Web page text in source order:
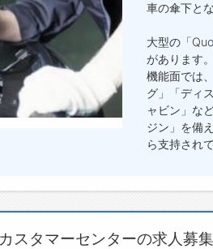
車の傘下と
大型の「
があります。
機能面では
グ」「ディ
ャビン」な
ジン」を備
ら支持され
タマーセンターの求人募